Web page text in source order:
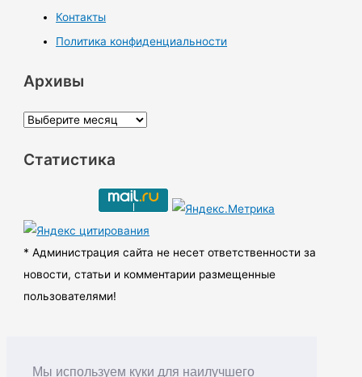
Мы используем куки для наилучшего
Контакты
Политика конфиденциальности
Архивы
А
х
ы
Статистика
* Администрация сайта не несет ответственности за
новости, статьи и комментарии размещенные
пользователями!